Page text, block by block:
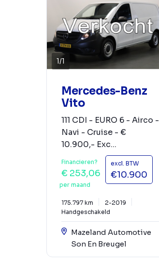
1/1
Mercedes-Benz
Vito
111 CDI - EURO 6 - Airco -
Navi - Cruise - €
10.900,- Exc...
Financieren?
€ 253,06
per maand
excl. BTW
€10.900
175.797 km
2-2019
Handgeschakeld
Mazeland Automotive
Son En Breugel